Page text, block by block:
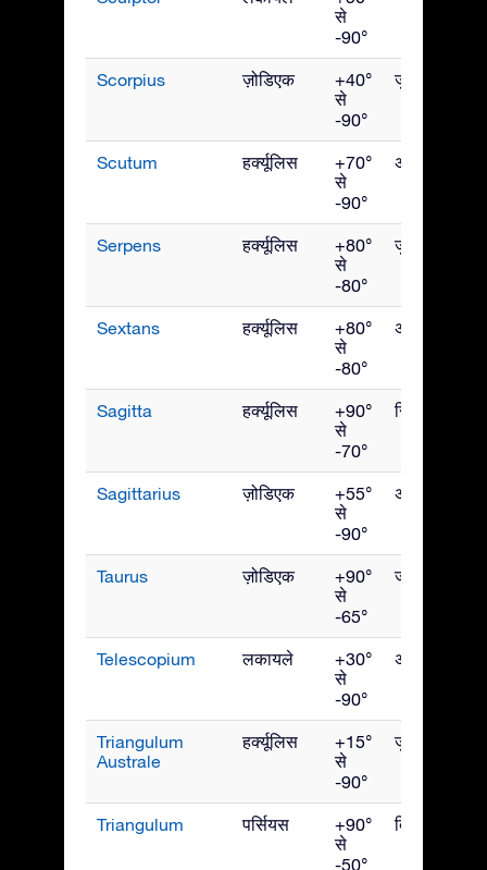
से
-90°
Scorpius ज़ोडिएक
+40°
से
-90°
जुलाई
Scutum हर्क्यूलिस
+70°
से
-90°
अगस्त
Serpens हर्क्यूलिस
+80°
से
-80°
जुलाई
Sextans हर्क्यूलिस
+80°
से
-80°
अप्रैल
Sagitta हर्क्यूलिस
+90°
से
-70°
सितंबर
Sagittarius ज़ोडिएक
+55°
से
-90°
अगस्त
Taurus ज़ोडिएक
+90°
से
-65°
जनवरी
Telescopium लकायले
+30°
से
-90°
अगस्त
Triangulum
Australe
हर्क्यूलिस
+15°
से
-90°
जुलाई
Triangulum पर्सियस
+90°
से
-50°
दिसंबर